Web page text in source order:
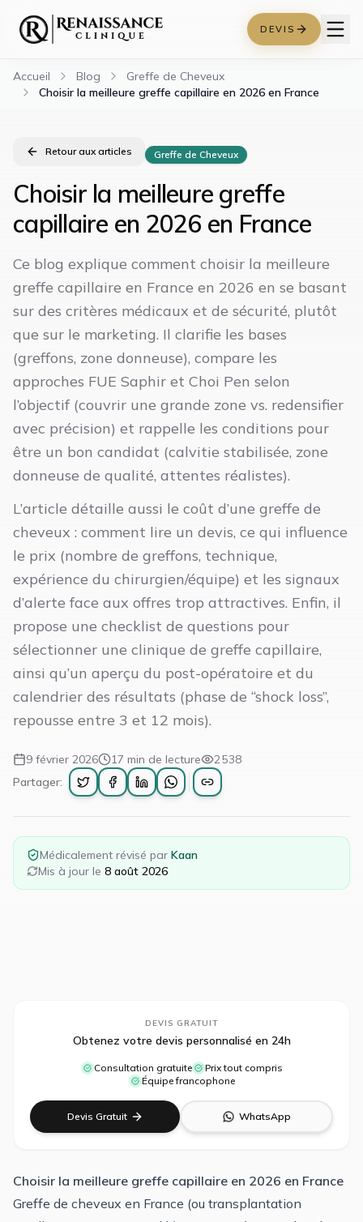
DEVIS
Accueil Blog
Greffe de Cheveux
Choisir la meilleure greffe capillaire en 2026 en France
Retour aux articles Greffe de Cheveux
Choisir la meilleure greffe
capillaire en 2026 en France
Ce blog explique comment choisir la meilleure
greffe capillaire en France en 2026 en se basant
sur des critères médicaux et de sécurité, plutôt
que sur le marketing. Il clarifie les bases
(greffons, zone donneuse), compare les
approches FUE Saphir et Choi Pen selon
l’objectif (couvrir une grande zone vs. redensifier
avec précision) et rappelle les conditions pour
être un bon candidat (calvitie stabilisée, zone
donneuse de qualité, attentes réalistes).
L’article détaille aussi le coût d’une greffe de
cheveux : comment lire un devis, ce qui influence
le prix (nombre de greffons, technique,
expérience du chirurgien/équipe) et les signaux
d’alerte face aux offres trop attractives. Enfin, il
propose une checklist de questions pour
sélectionner une clinique de greffe capillaire,
ainsi qu’un aperçu du post-opératoire et du
calendrier des résultats (phase de “shock loss”,
repousse entre 3 et 12 mois).
9 février 2026 17 min de lecture
2 538
Partager:
Médicalement révisé par Kaan
Mis à jour le 8 août 2026
DEVIS GRATUIT
Obtenez votre devis personnalisé en 24h
Consultation gratuite
Prix tout compris
Équipe francophone
Devis Gratuit WhatsApp
Choisir la meilleure greffe capillaire en 2026 en France
Greffe de cheveux en France (ou transplantation